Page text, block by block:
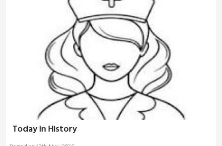
Today in History